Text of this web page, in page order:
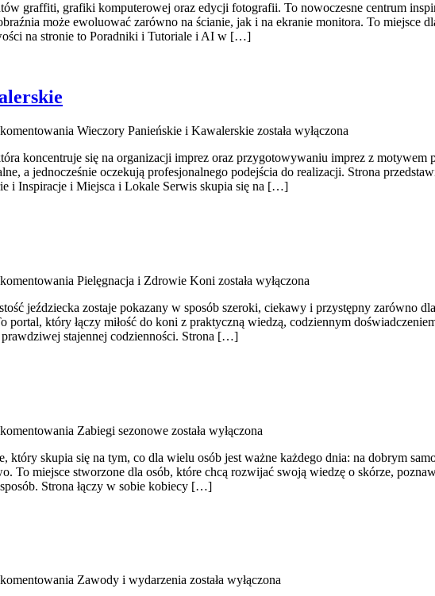
graffiti, grafiki komputerowej oraz edycji fotografii. To nowoczesne centrum
może ewoluować zarówno na ścianie, jak i na ekranie monitora. To miejsce
na stronie to Poradniki i Tutoriale i AI w […]
Wieczory Panieńskie i Kawalerskie została wyłączona
koncentruje się na organizacji imprez oraz przygotowywaniu imprez z
a jednocześnie oczekują profesjonalnego podejścia do realizacji. Strona
i Inspiracje i Miejsca i Lokale Serwis skupia się na […]
Pielęgnacja i Zdrowie Koni została wyłączona
jeździecka zostaje pokazany w sposób szeroki, ciekawy i przystępny zarówno
który łączy miłość do koni z praktyczną wiedzą, codziennym
prawdziwej stajennej codzienności. Strona […]
Zabiegi sezonowe została wyłączona
który skupia się na tym, co dla wielu osób jest ważne każdego dnia: na dobrym
To miejsce stworzone dla osób, które chcą rozwijać swoją wiedzę o skórze,
Strona łączy w sobie kobiecy […]
Zawody i wydarzenia została wyłączona